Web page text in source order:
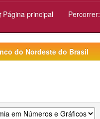
Página principal Percorrer:
do Nordeste do Brasil